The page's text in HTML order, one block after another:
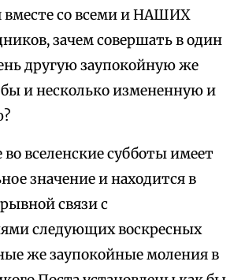
вместе со всеми и НАШИХ
зачем совершать в один
другую заупокойную же
и несколько измененную и
вселенские субботы имеет
значение и находится в
связи с
следующих воскресных
же заупокойные моления в